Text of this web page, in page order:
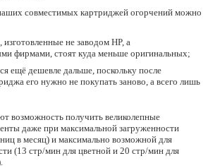
совместимых картриджей огорчений можно
не заводом HP, а
фирмами, стоят куда меньше оригинальных;
ещё дешевле дальше, поскольку после
его нужно не покупать заново, а всего лишь
возможность получить великолепные
даже при максимальной загруженности
в месяц) и максимально возможной для
(13 стр/мин для цветной и 20 стр/мин для